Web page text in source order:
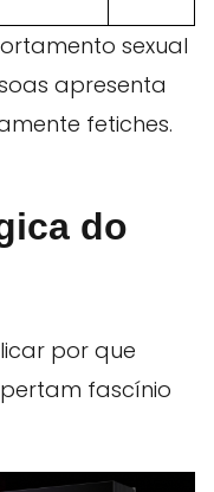
sexual
apresenta
fetiches.
do
por que
fascínio